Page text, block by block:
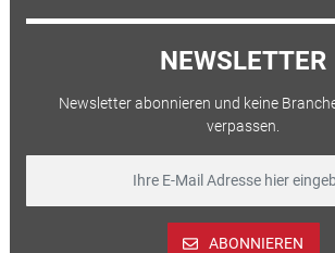
NEWSLETTER
Newsletter abonnieren und keine
verpassen.
ABONNIEREN